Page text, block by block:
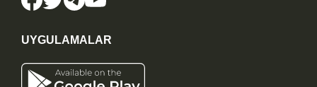
UYGULAMALAR